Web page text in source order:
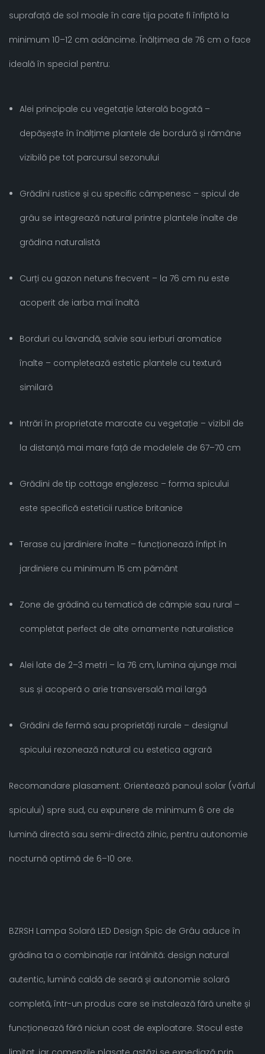
suprafață de sol moale în care tija poate fi înfiptă la
minimum 10–12 cm adâncime. Înălțimea de 76 cm o face
ideală în special pentru:
Alei principale cu vegetație laterală bogată –
depășește în înălțime plantele de bordură și rămâne
vizibilă pe tot parcursul sezonului
Grădini rustice și cu specific câmpenesc – spicul de
grâu se integrează natural printre plantele înalte de
grădina naturalistă
Curți cu gazon netuns frecvent – la 76 cm nu este
acoperit de iarba mai înaltă
Borduri cu lavandă, salvie sau ierburi aromatice
înalte – completează estetic plantele cu textură
similară
Intrări în proprietate marcate cu vegetație – vizibil de
la distanță mai mare față de modelele de 67–70 cm
Grădini de tip cottage englezesc – forma spicului
este specifică esteticii rustice britanice
Terase cu jardiniere înalte – funcționează înfipt în
jardiniere cu minimum 15 cm pământ
Zone de grădină cu tematică de câmpie sau rural –
completat perfect de alte ornamente naturalistice
Alei late de 2–3 metri – la 76 cm, lumina ajunge mai
sus și acoperă o arie transversală mai largă
Grădini de fermă sau proprietăți rurale – designul
spicului rezonează natural cu estetica agrară
Recomandare plasament: Orientează panoul solar (vârful
spicului) spre sud, cu expunere de minimum 6 ore de
lumină directă sau semi-directă zilnic, pentru autonomie
nocturnă optimă de 6–10 ore.
BZRSH Lampa Solară LED Design Spic de Grâu aduce în
grădina ta o combinație rar întâlnită: design natural
autentic, lumină caldă de seară și autonomie solară
completă, într-un produs care se instalează fără unelte și
funcționează fără niciun cost de exploatare. Stocul este